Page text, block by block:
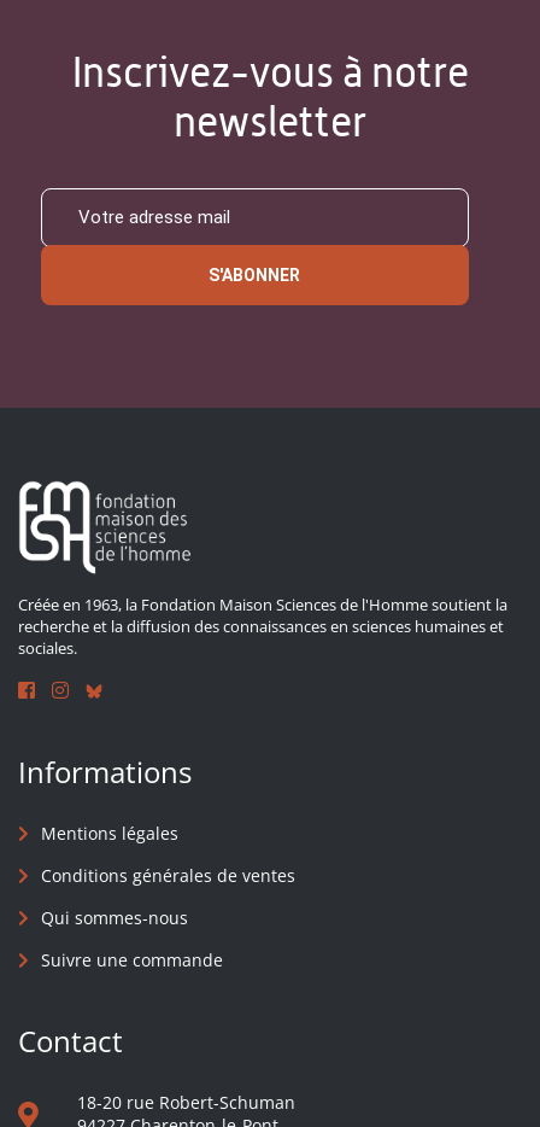
Inscrivez-vous à notre
newsletter
S'ABONNER
Créée en 1963, la Fondation Maison Sciences de l'Homme soutient la
recherche et la diffusion des connaissances en sciences humaines et
sociales.
Informations
Mentions légales
Conditions générales de ventes
Qui sommes-nous
Suivre une commande
Contact
18-20 rue Robert-Schuman